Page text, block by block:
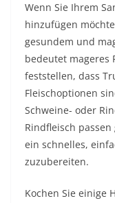
Wenn Sie Ihrem
hinzufügen
gesundem und
bedeutet mageres
feststellen, dass
Fleischoptionen
Schweine- oder
Rindfleisch
ein schnelles,
zuzubereiten.
Kochen Sie einige